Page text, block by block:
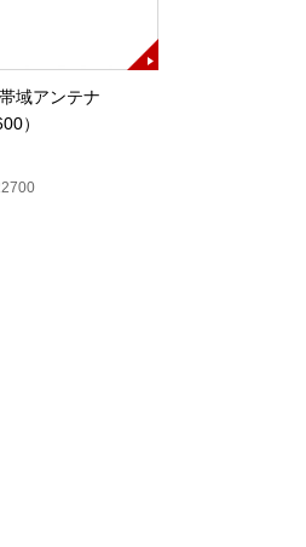
域アンテナ
）